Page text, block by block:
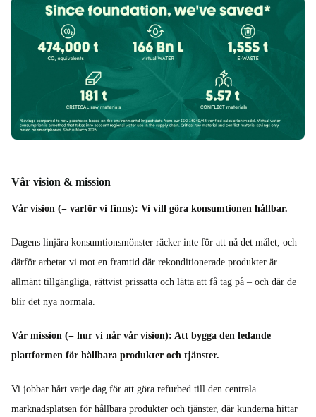
Vår vision & mission
Vår vision (= varför vi finns): Vi vill göra konsumtionen hållbar.
Dagens linjära konsumtionsmönster räcker inte för att nå det målet, och
därför arbetar vi mot en framtid där rekonditionerade produkter är
allmänt tillgängliga, rättvist prissatta och lätta att få tag på – och där de
blir det nya normala.
Vår mission (= hur vi når vår vision): Att bygga den ledande
plattformen för hållbara produkter och tjänster.
Vi jobbar hårt varje dag för att göra refurbed till den centrala
marknadsplatsen för hållbara produkter och tjänster, där kunderna hittar